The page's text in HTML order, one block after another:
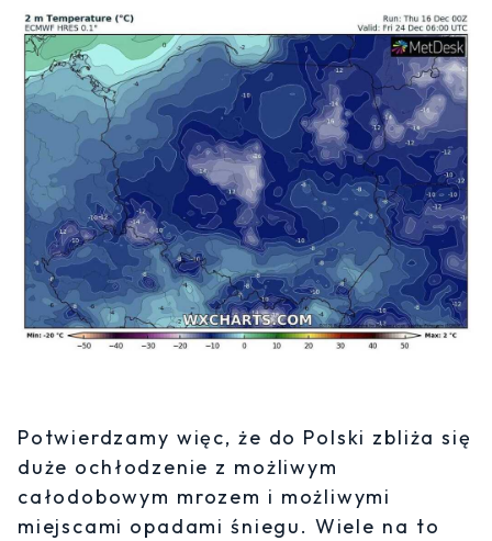
Potwierdzamy więc, że do Polski zbliża się
duże ochłodzenie z możliwym
całodobowym mrozem i możliwymi
miejscami opadami śniegu. Wiele na to